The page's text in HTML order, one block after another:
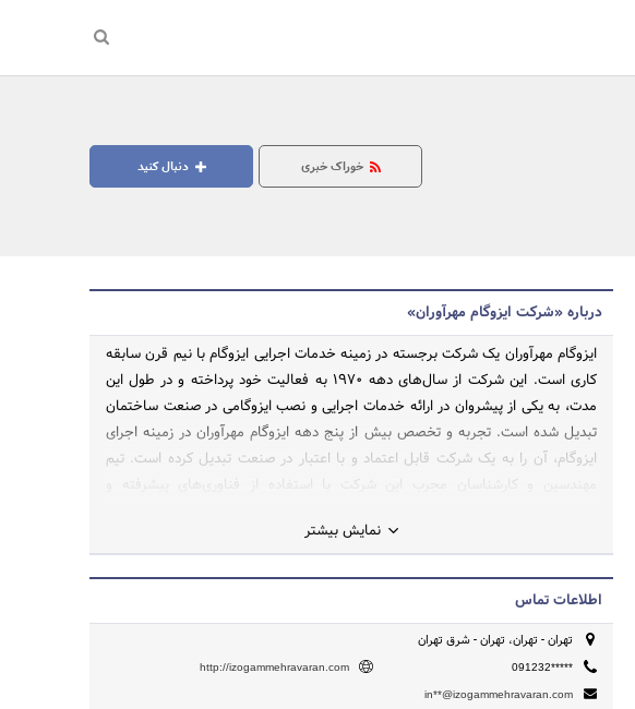
جستجو
دنبال کنید خوراک خبری
درباره «شرکت ایزوگام مهرآوران»
ایزوگام مهرآوران یک شرکت برجسته در زمینه خدمات اجرایی ایزوگام با نیم قرن سابقه
کاری است. این شرکت از سال‌های دهه 1970 به فعالیت خود پرداخته و در طول این
مدت، به یکی از پیشروان در ارائه خدمات اجرایی و نصب ایزوگامی در صنعت ساختمان
تبدیل شده است. تجربه و تخصص بیش از پنج دهه ایزوگام مهرآوران در زمینه اجرای
ایزوگام، آن را به یک شرکت قابل اعتماد و با اعتبار در صنعت تبدیل کرده است. تیم
نمایش بیشتر
اطلاعات تماس
تهران - تهران، تهران - شرق تهران
091232*****
http://izogammehravaran.com
in**@izogammehravaran.com